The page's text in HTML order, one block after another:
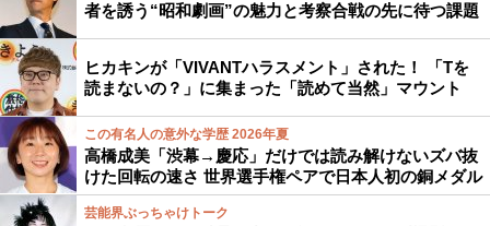
者を誘う“昭和劇画”の魅力と考察合戦の先に待つ課題
ヒカキンが「VIVANTハラスメント」された！ 「Tを
読まないの？」に集まった「読めて当然」マウント
この有名人の意外な学歴 2026年夏
高橋成美「渋幕→慶応」だけでは読み解けないズバ抜
けた回転の速さ 世界選手権ペアで日本人初の銅メダル
芸能界ぶっちゃけトーク